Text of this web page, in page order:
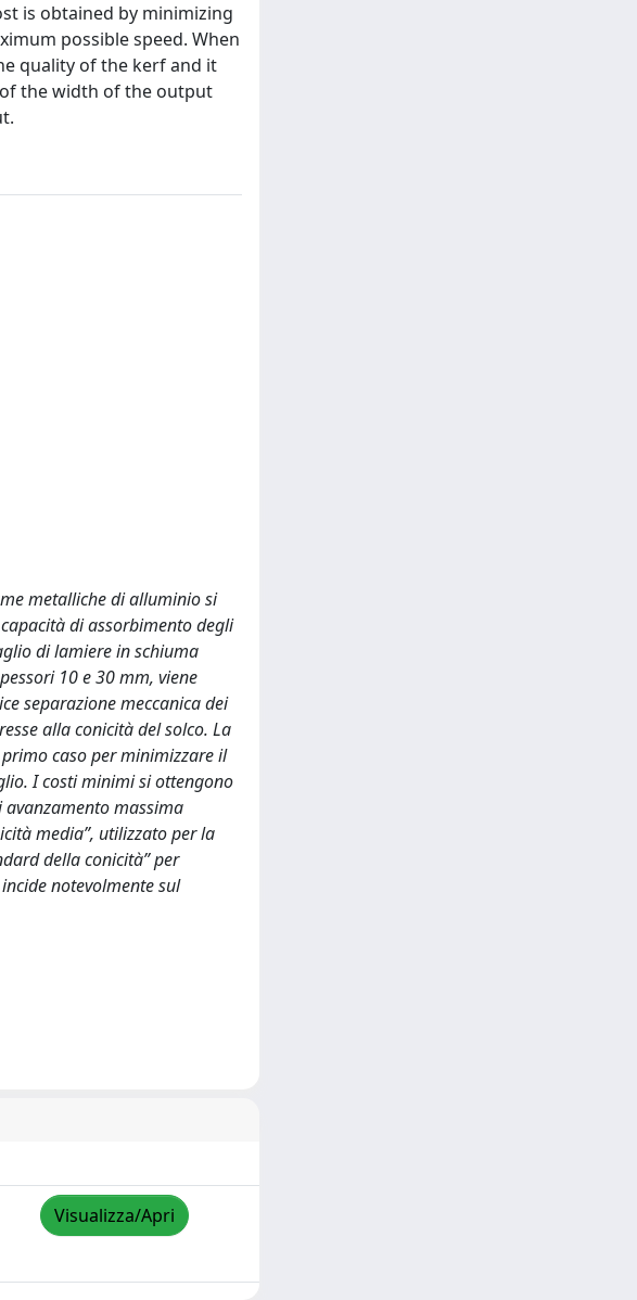
is obtained by minimizing
possible speed. When
quality of the kerf and it
the width of the output
metalliche di alluminio si
di assorbimento degli
di lamiere in schiuma
10 e 30 mm, viene
separazione meccanica dei
alla conicità del solco. La
caso per minimizzare il
I costi minimi si ottengono
massima
media”, utilizzato per la
della conicità” per
notevolmente sul
Visualizza/Apri